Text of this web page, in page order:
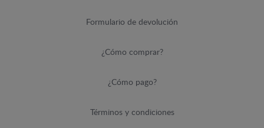
Formulario de devolución
¿Cómo comprar?
¿Cómo pago?
Términos y condiciones